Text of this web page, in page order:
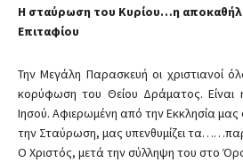
Η σταύρωση του Κυρίου…η
Επιταφίου
Την Μεγάλη Παρασκευή οι χριστιανοί
κορύφωση του Θείου Δράματος.
Ιησού. Αφιερωμένη από την Εκκλησία μας
την Σταύρωση, μας υπενθυμίζει τα……
Ο Χριστός, μετά την σύλληψη του στο